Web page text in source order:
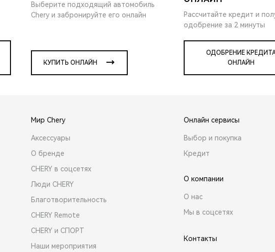
Выберите подходящий автомобиль
Chery и забронируйте его онлайн
КУПИТЬ ОНЛАЙН
Рассчитайте кредит и
одобрение за 2 минуты
ОДОБРЕНИЕ
ОНЛАЙН
Мир Chery
Аксессуары
О бренде
CHERY в соцсетях
Люди CHERY
Благотворительность
CHERY Remote
CHERY и СПОРТ
Наши мероприятия
Онлайн сервисы
Выбор и покупка
Кредит
О компании
О нас
Мы в соцсетях
Контакты